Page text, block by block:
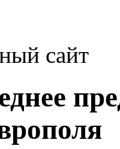
сайт